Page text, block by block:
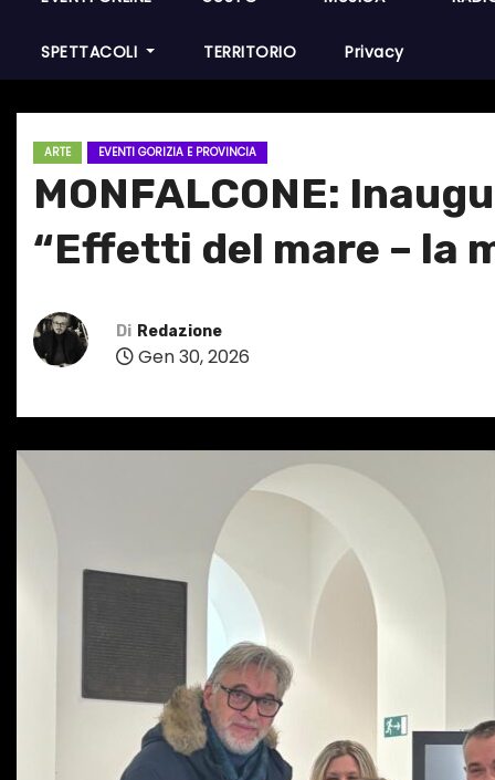
SPETTACOLI TERRITORIO Privacy
ARTE EVENTI GORIZIA E PROVINCIA
MONFALCONE:
“Effetti del mare – la
Di Redazione
Gen 30, 2026